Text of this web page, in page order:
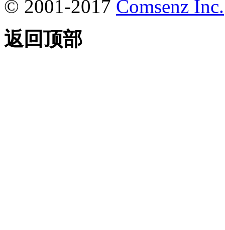
© 2001-2017 Comsenz Inc.
返回顶部